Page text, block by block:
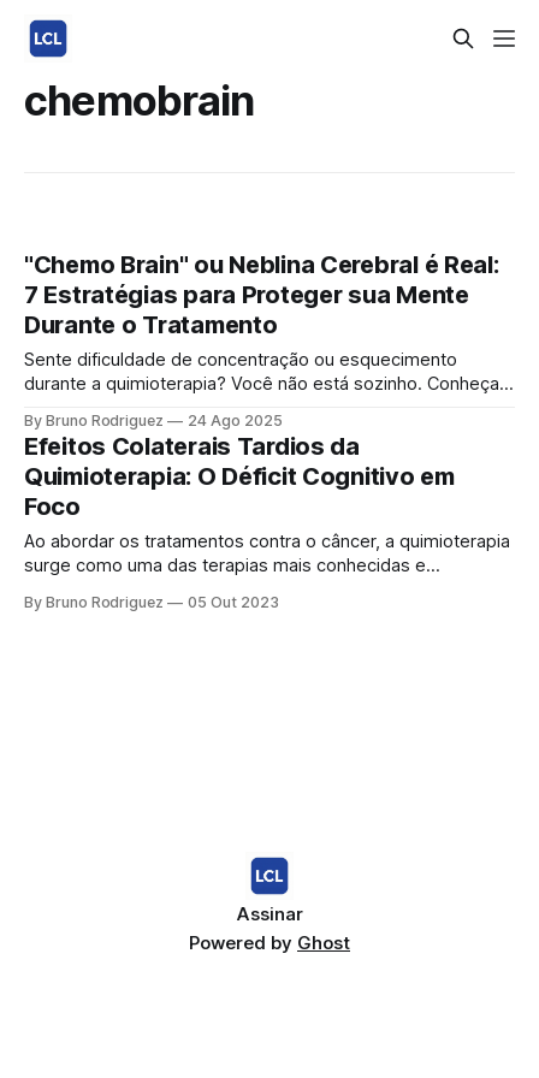
chemobrain
"Chemo Brain" ou Neblina Cerebral é Real:
7 Estratégias para Proteger sua Mente
Durante o Tratamento
Sente dificuldade de concentração ou esquecimento
durante a quimioterapia? Você não está sozinho. Conheça o
para proteger sua mente. Você entra em um cômodo e
esquece o que foi buscar? Perde o fio da meada no meio
de uma conversa? Sente uma
By Bruno Rodriguez 24 Ago 2025
Efeitos Colaterais Tardios da
Quimioterapia: O Déficit Cognitivo em
Foco
Ao abordar os tratamentos contra o câncer, a quimioterapia
surge como uma das terapias mais conhecidas e
benefícios no combate à doença, a quimioterapia pode
By Bruno Rodriguez 05 Out 2023
Assinar
Powered by Ghost